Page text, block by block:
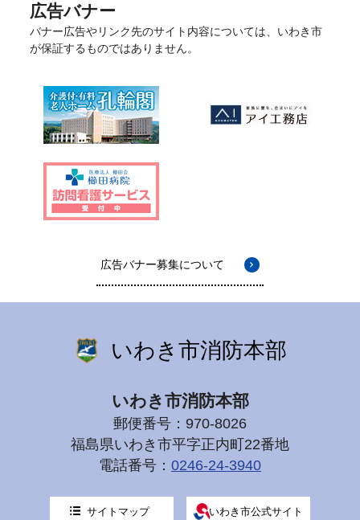
広告バナー
バナー広告やリンク先のサイト内容については、いわき市
が保証するものではありません。
広告バナー募集について
いわき市消防本部
いわき市消防本部
郵便番号：970-8026
福島県いわき市平字正内町22番地
電話番号： 0246-24-3940
サイトマップ いわき市公式サイト